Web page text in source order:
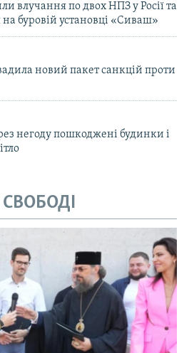
влучання по двох НПЗ у Росії та
буровій установці «Сиваш»
новий пакет санкцій проти
негоду пошкоджені будинки і